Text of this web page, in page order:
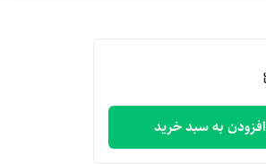
افزودن به سبد خرید